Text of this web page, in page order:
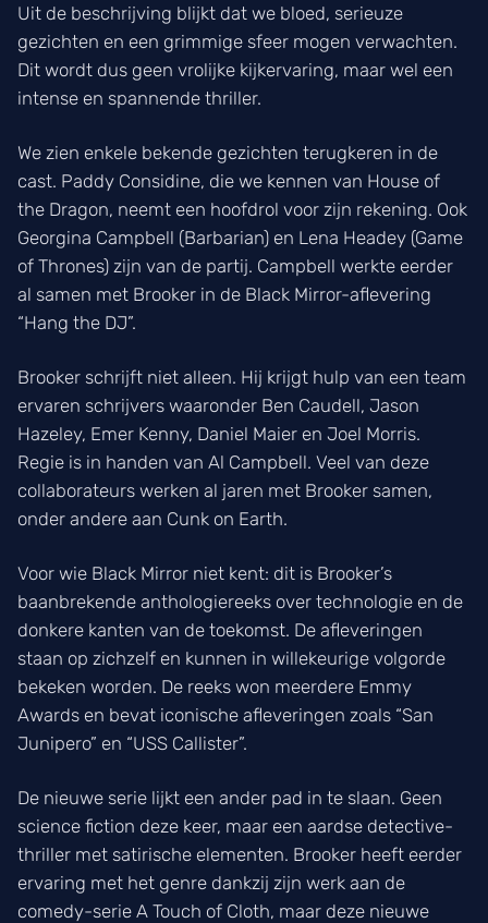
Uit de beschrijving blijkt dat we bloed, serieuze
gezichten en een grimmige sfeer mogen verwachten.
Dit wordt dus geen vrolijke kijkervaring, maar wel een
intense en spannende thriller.
We zien enkele bekende gezichten terugkeren in de
cast. Paddy Considine, die we kennen van House of
the Dragon, neemt een hoofdrol voor zijn rekening. Ook
Georgina Campbell (Barbarian) en Lena Headey (Game
of Thrones) zijn van de partij. Campbell werkte eerder
al samen met Brooker in de Black Mirror-aflevering
“Hang the DJ”.
Brooker schrijft niet alleen. Hij krijgt hulp van een team
ervaren schrijvers waaronder Ben Caudell, Jason
Hazeley, Emer Kenny, Daniel Maier en Joel Morris.
Regie is in handen van Al Campbell. Veel van deze
collaborateurs werken al jaren met Brooker samen,
onder andere aan Cunk on Earth.
Voor wie Black Mirror niet kent: dit is Brooker’s
baanbrekende anthologiereeks over technologie en de
donkere kanten van de toekomst. De afleveringen
staan op zichzelf en kunnen in willekeurige volgorde
bekeken worden. De reeks won meerdere Emmy
Awards en bevat iconische afleveringen zoals “San
Junipero” en “USS Callister”.
De nieuwe serie lijkt een ander pad in te slaan. Geen
science fiction deze keer, maar een aardse detective-
thriller met satirische elementen. Brooker heeft eerder
ervaring met het genre dankzij zijn werk aan de
comedy-serie A Touch of Cloth, maar deze nieuwe